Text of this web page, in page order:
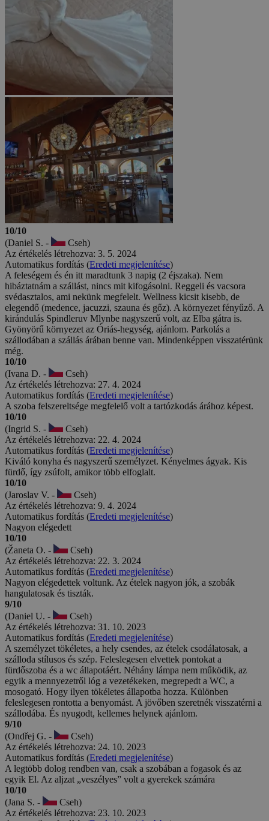
10/10
(Daniel S. -
Cseh)
Az értékelés létrehozva: 3. 5. 2024
Automatikus fordítás (Eredeti megjelenítése)
A feleségem és én itt maradtunk 3 napig (2 éjszaka). Nem
hibáztatnám a szállást, nincs mit kifogásolni. Reggeli és vacsora
svédasztalos, ami nekünk megfelelt. Wellness kicsit kisebb, de
elegendő (medence, jacuzzi, szauna és gőz). A környezet fényűző. A
kirándulás Spindleruv Mlynbe nagyszerű volt, az Elba gátra is.
Gyönyörű környezet az Óriás-hegység, ajánlom. Parkolás a
szállodában a szállás árában benne van. Mindenképpen visszatérünk
még.
10/10
(Ivana D. -
Cseh)
Az értékelés létrehozva: 27. 4. 2024
Automatikus fordítás (Eredeti megjelenítése)
A szoba felszereltsége megfelelő volt a tartózkodás árához képest.
10/10
(Ingrid S. -
Cseh)
Az értékelés létrehozva: 22. 4. 2024
Automatikus fordítás (Eredeti megjelenítése)
Kiváló konyha és nagyszerű személyzet. Kényelmes ágyak. Kis
fürdő, így zsúfolt, amikor több elfoglalt.
10/10
(Jaroslav V. -
Cseh)
Az értékelés létrehozva: 9. 4. 2024
Automatikus fordítás (Eredeti megjelenítése)
Nagyon elégedett
10/10
(Žaneta O. -
Cseh)
Az értékelés létrehozva: 22. 3. 2024
Automatikus fordítás (Eredeti megjelenítése)
Nagyon elégedettek voltunk. Az ételek nagyon jók, a szobák
hangulatosak és tiszták.
9/10
(Daniel U. -
Cseh)
Az értékelés létrehozva: 31. 10. 2023
Automatikus fordítás (Eredeti megjelenítése)
A személyzet tökéletes, a hely csendes, az ételek csodálatosak, a
szálloda stílusos és szép. Feleslegesen elvettek pontokat a
fürdőszoba és a wc állapotáért. Néhány lámpa nem működik, az
egyik a mennyezetről lóg a vezetékeken, megrepedt a WC, a
mosogató. Hogy ilyen tökéletes állapotba hozza. Különben
feleslegesen rontotta a benyomást. A jövőben szeretnék visszatérni a
szállodába. És nyugodt, kellemes helynek ajánlom.
9/10
(Ondřej G. -
Cseh)
Az értékelés létrehozva: 24. 10. 2023
Automatikus fordítás (Eredeti megjelenítése)
A legtöbb dolog rendben van, csak a szobában a fogasok és az
egyik El. Az aljzat „veszélyes” volt a gyerekek számára
10/10
(Jana S. -
Cseh)
Az értékelés létrehozva: 23. 10. 2023